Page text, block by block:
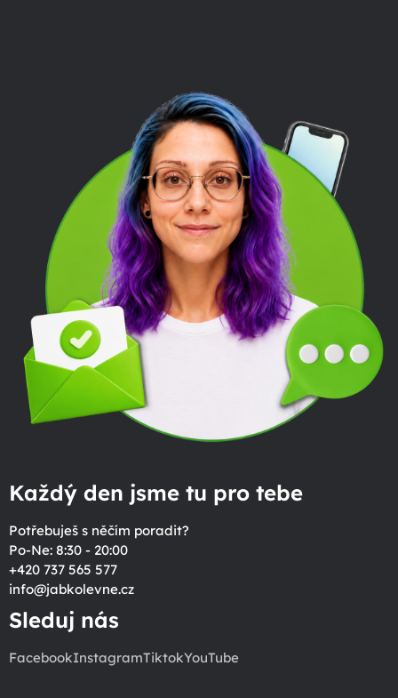
Každý den jsme tu pro tebe
Potřebuješ s něčím poradit?
Po-Ne: 8:30 - 20:00
+420 737 565 577
info@jabkolevne.cz
Sleduj nás
FacebookInstagramTiktokYouTube